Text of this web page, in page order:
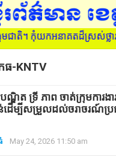
នាគតដ៏ស្រស់ថ្លារប
ធ-KNTV
ឌិត ទ្រី ភាព ចាត់ក្រុមការងា
ដើម្បីសម្រួលដល់ចរាចរណ៍ប្រ
May 24, 2026 11:50 am